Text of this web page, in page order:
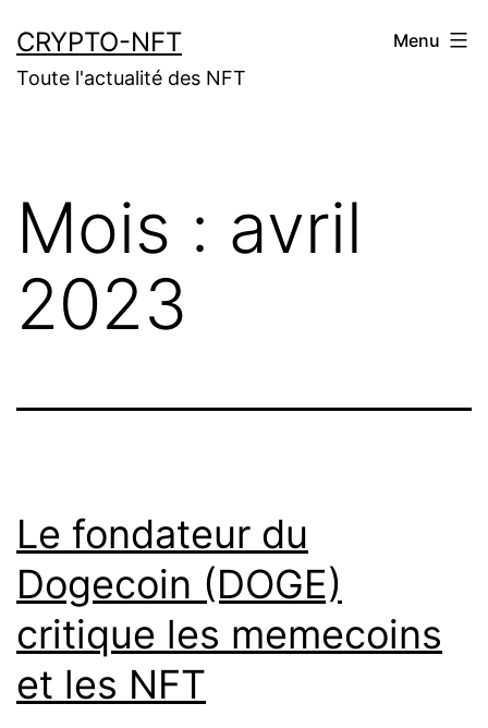
au
contenu
CRYPTO-NFT
Toute l'actualité des NFT
Menu
Mois : avril
2023
Le fondateur du
Dogecoin (DOGE)
critique les memecoins
et les NFT